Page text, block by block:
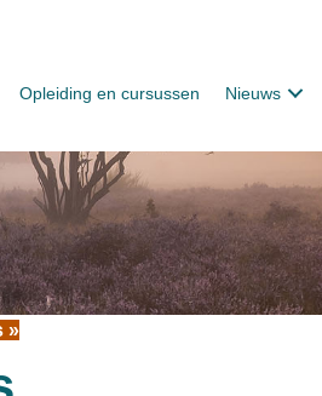
Opleiding en cursussen Nieuws
»